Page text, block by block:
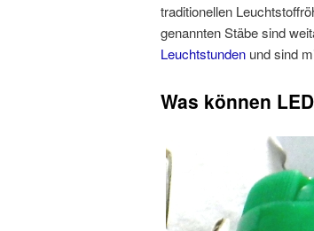
traditionellen
genannten Stäbe sind
Leuchtstunden und sind
Was können